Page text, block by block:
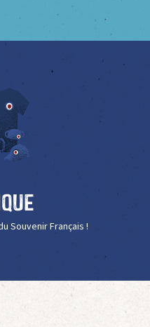
Souvenir Français !